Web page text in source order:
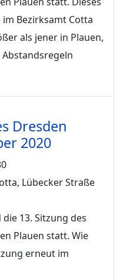
Bezirksamt Cotta
als jener in Plauen,
Dresden
2020
Lübecker Straße
13. Sitzung des
Plauen statt. Wie
erneut im